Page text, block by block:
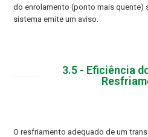
do enrolamento (ponto mais quente)
sistema emite um aviso.
3.5 - Eficiência
O resfriamento adequado de um